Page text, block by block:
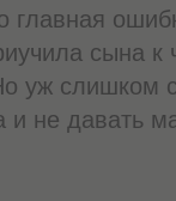
главная
сына
уж слишком
и не давать